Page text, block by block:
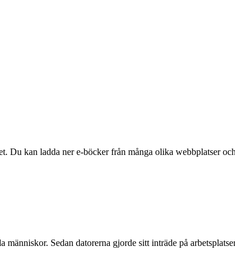
Du kan ladda ner e-böcker från många olika webbplatser
människor. Sedan datorerna gjorde sitt inträde på